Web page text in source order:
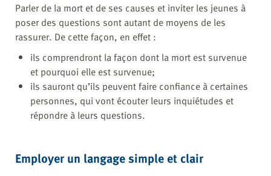
Parler de la mort et de ses causes et inviter les jeunes à
poser des questions sont autant de moyens de les
rassurer. De cette façon, en effet :
ils comprendront la façon dont la mort est survenue
et pourquoi elle est survenue;
ils sauront qu’ils peuvent faire confiance à certaines
personnes, qui vont écouter leurs inquiétudes et
répondre à leurs questions.
Employer un langage simple et clair